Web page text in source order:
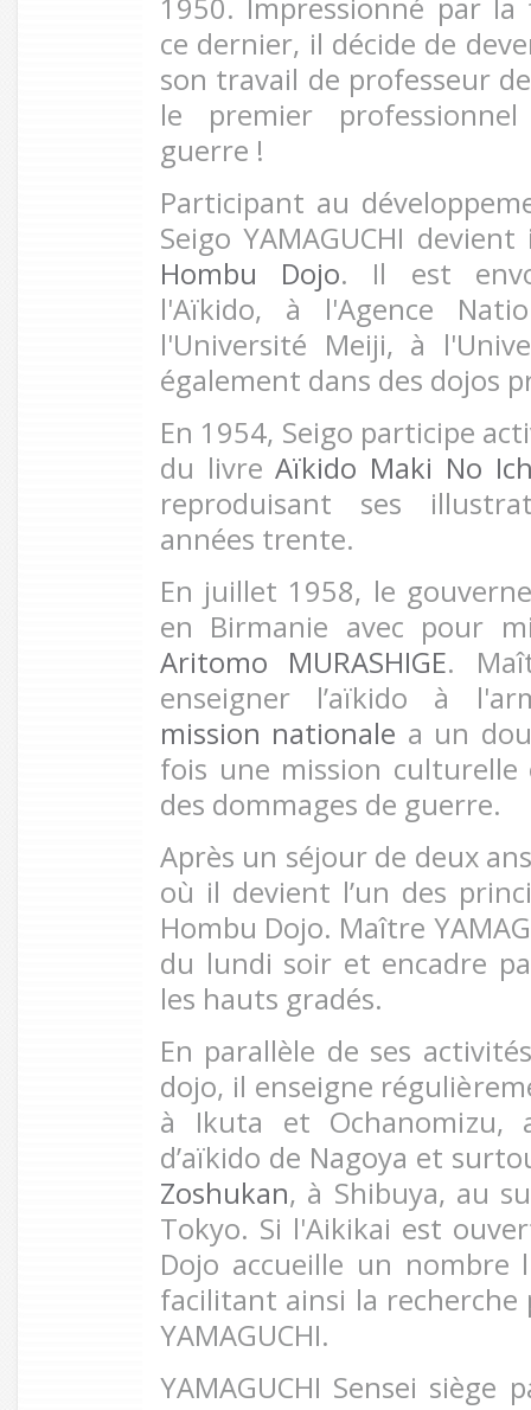
1950. Impressionné par
ce dernier, il décide de
son travail de professeur
le premier
guerre !
Participant au
Seigo YAMAGUCHI
Hombu Dojo. Il est
l'Aïkido, à l'Agence
l'Université Meiji, à
également dans des dojos
En 1954, Seigo participe
du livreAïkido Maki No
reproduisant ses
années trente.
En juillet 1958, le
en Birmanie avec pour
Aritomo MURASHIGE.
enseigner l’aïkido à
mission nationale a un
fois une mission
des dommages de guerre.
Après un séjour de deux
où il devient l’un des
Hombu Dojo. Maître
du lundi soir et encadre
les hauts gradés.
En parallèle de ses
dojo, il enseigne
à Ikuta et Ochanomizu,
d’aïkido de Nagoya et
Zoshukan, à Shibuya, au
Tokyo. Si l'Aikikai est
Dojo accueille un
facilitant ainsi la
YAMAGUCHI.
YAMAGUCHI Sensei siège